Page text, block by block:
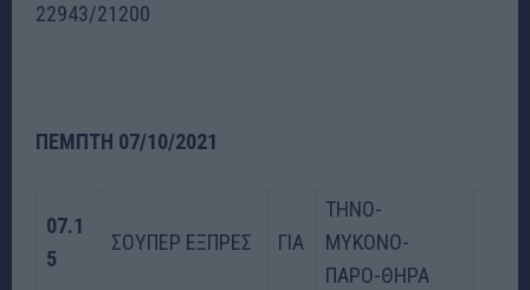
22943/21200
ΠΕΜΠΤΗ 07/10/2021
07.1
5
ΣΟΥΠΕΡ ΕΞΠΡΕΣ ΓΙΑ
ΤΗΝΟ-
ΜΥΚΟΝΟ-
ΠΑΡΟ-ΘΗΡΑ